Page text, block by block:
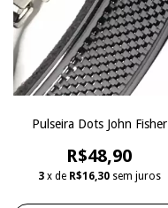
Pulseira Dots John Fisher
R$48,90
3 x de R$16,30 sem juros